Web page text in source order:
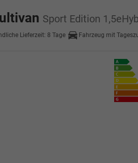
Sport Edition
Lieferzeit: 8 Tage Fahrzeug mit